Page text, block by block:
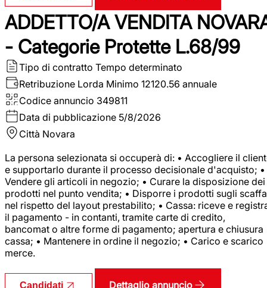
ADDETTO/A VENDITA
- Categorie Protette L.68/99
Tipo di contratto Tempo determinato
Retribuzione Lorda Minimo 12120.56 annuale
Codice annuncio 349811
Data di pubblicazione 5/8/2026
Città Novara
La persona selezionata si occuperà di: • Accogliere il
e supportarlo durante il processo decisionale d'acquisto; •
Vendere gli articoli in negozio; • Curare la disposizione dei
prodotti nel punto vendita; • Disporre i prodotti sugli
nel rispetto del layout prestabilito; • Cassa: riceve e
il pagamento - in contanti, tramite carte di credito,
bancomat o altre forme di pagamento; apertura e chiusura
cassa; • Mantenere in ordine il negozio; • Carico e scarico
merce.
Candidati Dettaglio annuncio